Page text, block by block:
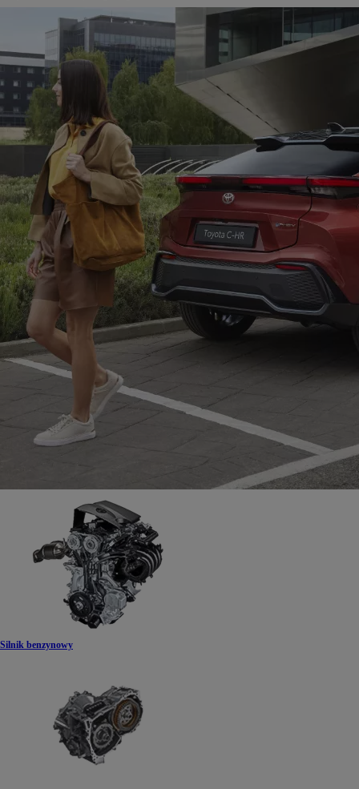
Silnik benzynowy